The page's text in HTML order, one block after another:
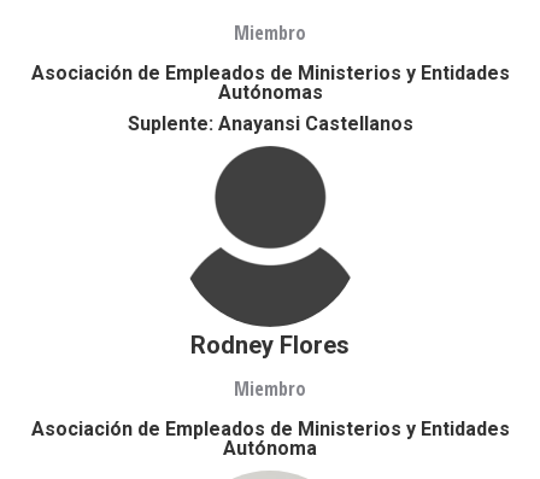
Miembro
Asociación de Empleados de Ministerios y Entidades
Autónomas
Suplente: Anayansi Castellanos
Rodney Flores
Miembro
Asociación de Empleados de Ministerios y Entidades
Autónoma